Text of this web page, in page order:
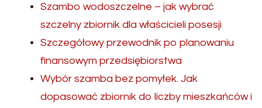
Szambo wodoszczelne – jak wybrać
szczelny zbiornik dla właścicieli posesji
Szczegółowy przewodnik po planowaniu
finansowym przedsiębiorstwa
Wybór szamba bez pomyłek. Jak
dopasować zbiornik do liczby mieszkańców i